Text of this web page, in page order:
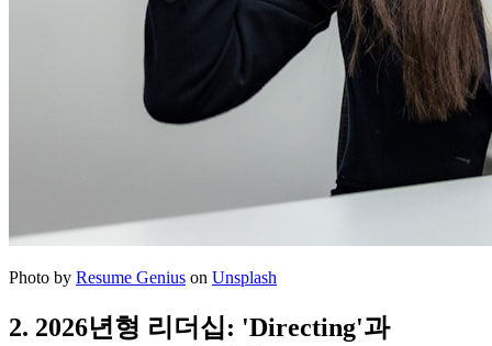
Photo by Resume Genius on Unsplash
2. 2026년형 리더십: 'Directing'과